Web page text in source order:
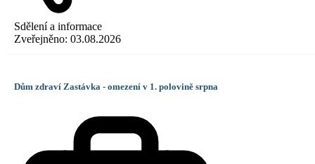
Sdělení a informace
Zveřejněno: 03.08.2026
Dům zdraví Zastávka - omezení v 1. polovině srpna